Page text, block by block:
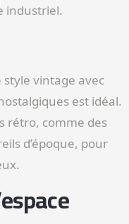
industriel.
vintage avec
est idéal.
rétro, comme des
d’époque, pour